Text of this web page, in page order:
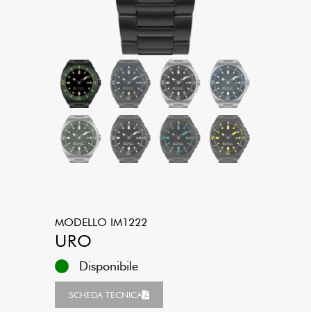
MODELLO IM1222
URO
Disponibile
SCHEDA TECNICA